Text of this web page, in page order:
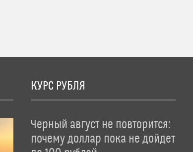
КУРС РУБЛЯ
Черный август не повторится:
почему доллар пока не дойдет